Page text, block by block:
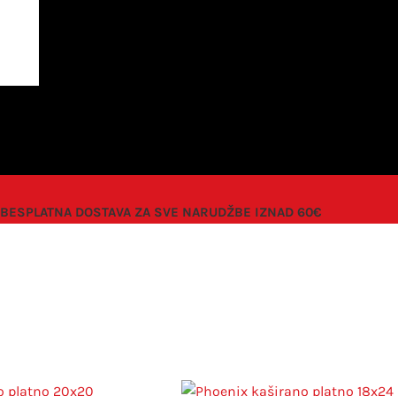
BESPLATNA DOSTAVA ZA SVE NARUDŽBE IZNAD 60€